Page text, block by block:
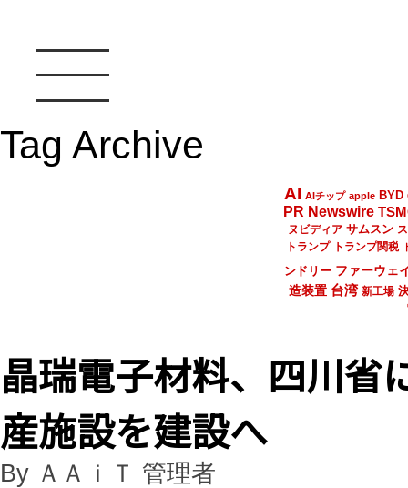
Tag Archive
AI AIチップ apple BYD
PR Newswire
ヌビディア サムスン
トランプ
トランプ関税
ンドリー ファーウェ
造装置 台湾 新工場
晶瑞電子材料、四川省
産施設を建設へ
By ＡＡｉＴ 管理者